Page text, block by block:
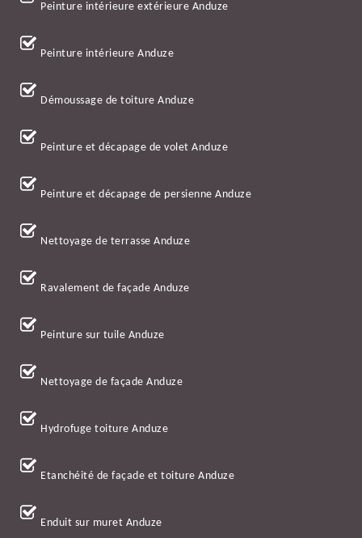
Peinture intérieure extérieure Anduze
Peinture intérieure Anduze
Démoussage de toiture Anduze
Peinture et décapage de volet Anduze
Peinture et décapage de persienne Anduze
Nettoyage de terrasse Anduze
Ravalement de façade Anduze
Peinture sur tuile Anduze
Nettoyage de façade Anduze
Hydrofuge toiture Anduze
Etanchéité de façade et toiture Anduze
Enduit sur muret Anduze